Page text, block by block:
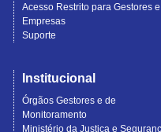
Acesso Restrito para Gestores e
Empresas
Suporte
Institucional
Órgãos Gestores e de
Monitoramento
Ministério da Justiça e